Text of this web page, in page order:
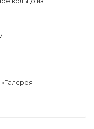
«Галерея